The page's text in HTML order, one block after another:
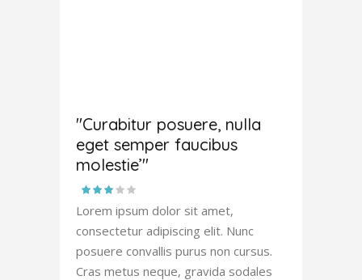
"Curabitur posuere, nulla
eget semper faucibus
molestie’"
Lorem ipsum dolor sit amet,
consectetur adipiscing elit. Nunc
posuere convallis purus non cursus.
Cras metus neque, gravida sodales